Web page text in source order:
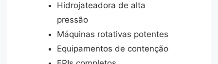
Hidrojateadora de alta
pressão
Máquinas rotativas potentes
Equipamentos de contenção